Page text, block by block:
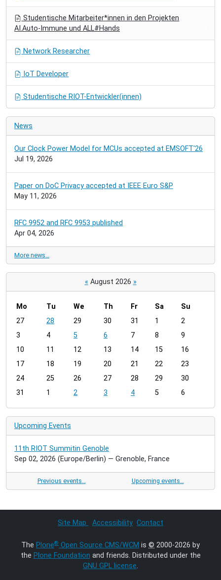
Studentische Mitarbeiter*innen in den Projekten
AI.Auto-Immune und ALL#Hands
Network Researcher
IoT Developer
Studentische RIOT-Entwickler(innen)
News
Our Clock Power Model for MCUs accepted at EMSOFT'26
Jul 19, 2026
Paper on DoC Privacy accepted at IEEE Euro S&P
May 11, 2026
RFC 9952 and RFC 9953 published
Apr 04, 2026
More news…
« August 2026 »
m
n
h
8
Mo Tu We Th Fr Sa
Su
27
28 29 30 31 1
2
3
4 5 6 7 8
9
10
11 12 13 14 15
16
17
18 19 20 21 22
23
24
25 26 27 28 29
30
31
1 2 3 4 5 6
Upcoming Events
11th RIOT Summitin Genoble
Sep 02, 2026 (Europe/Berlin) — Grenoble, France
Previous events… Upcoming events…
Site Map Accessibility Contact
The Plone® Open Source CMS/WCM is © 2000-2026 by
the Plone Foundation and friends. Distributed under the
GNU GPL license.